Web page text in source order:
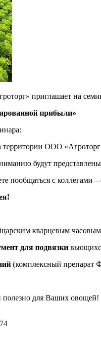
приглашает на
прибыли»
территории ООО
будут
пообщаться с коллегами
кварцевым
для подвязки
(комплексный препарат
полезно для Ваших овощей!